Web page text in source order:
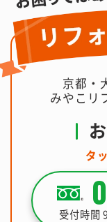
京都・
みやこリ
タ
受付時間